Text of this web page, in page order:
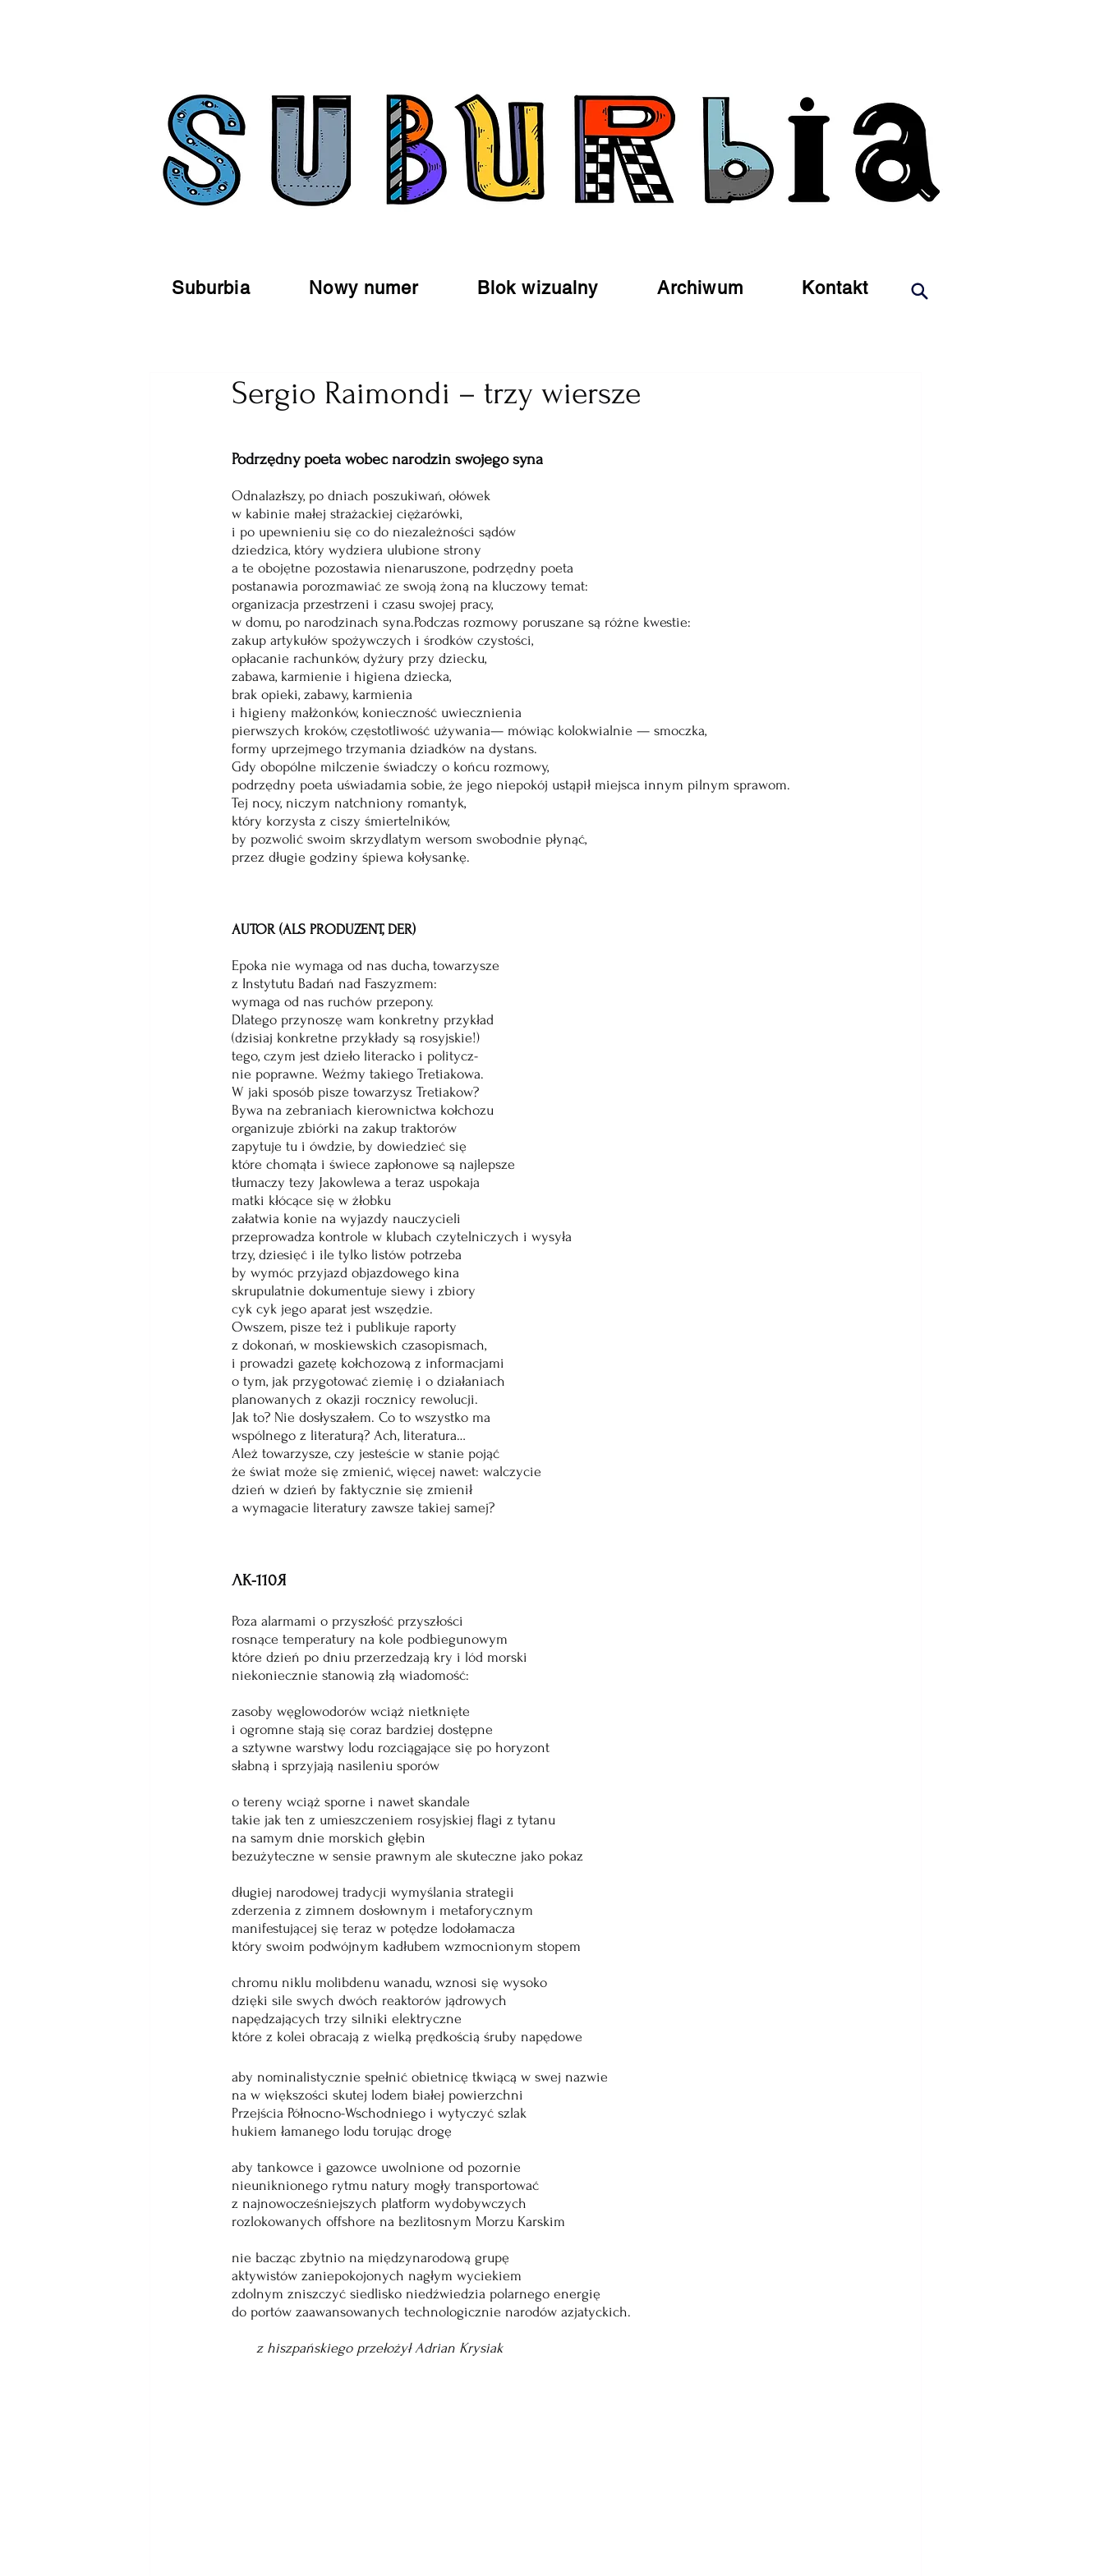
Suburbia Nowy numer Blok wizualny Archiwum Kontakt
Sergio Raimondi – trzy wiersze
Podrzędny poeta wobec narodzin swojego syna
Odnalazłszy, po dniach poszukiwań, ołówek
w kabinie małej strażackiej ciężarówki,
i po upewnieniu się co do niezależności sądów
dziedzica, który wydziera ulubione strony
a te obojętne pozostawia nienaruszone, podrzędny poeta
postanawia porozmawiać ze swoją żoną na kluczowy temat:
organizacja przestrzeni i czasu swojej pracy,
w domu, po narodzinach syna.Podczas rozmowy poruszane są różne kwestie:
zakup artykułów spożywczych i środków czystości,
opłacanie rachunków, dyżury przy dziecku,
zabawa, karmienie i higiena dziecka,
brak opieki, zabawy, karmienia
i higieny małżonków, konieczność uwiecznienia
pierwszych kroków, częstotliwość używania— mówiąc kolokwialnie — smoczka,
formy uprzejmego trzymania dziadków na dystans.
Gdy obopólne milczenie świadczy o końcu rozmowy,
podrzędny poeta uświadamia sobie, że jego niepokój ustąpił miejsca innym pilnym sprawom.
Tej nocy, niczym natchniony romantyk,
który korzysta z ciszy śmiertelników,
by pozwolić swoim skrzydlatym wersom swobodnie płynąć,
przez długie godziny śpiewa kołysankę.
AUTOR (ALS PRODUZENT, DER)
Epoka nie wymaga od nas ducha, towarzysze
z Instytutu Badań nad Faszyzmem:
wymaga od nas ruchów przepony.
Dlatego przynoszę wam konkretny przykład
(dzisiaj konkretne przykłady są rosyjskie!)
tego, czym jest dzieło literacko i politycz-
nie poprawne. Weźmy takiego Tretiakowa.
W jaki sposób pisze towarzysz Tretiakow?
Bywa na zebraniach kierownictwa kołchozu
organizuje zbiórki na zakup traktorów
zapytuje tu i ówdzie, by dowiedzieć się
które chomąta i świece zapłonowe są najlepsze
tłumaczy tezy Jakowlewa a teraz uspokaja
matki kłócące się w żłobku
załatwia konie na wyjazdy nauczycieli
przeprowadza kontrole w klubach czytelniczych i wysyła
trzy, dziesięć i ile tylko listów potrzeba
by wymóc przyjazd objazdowego kina
skrupulatnie dokumentuje siewy i zbiory
cyk cyk jego aparat jest wszędzie.
Owszem, pisze też i publikuje raporty
z dokonań, w moskiewskich czasopismach,
i prowadzi gazetę kołchozową z informacjami
o tym, jak przygotować ziemię i o działaniach
planowanych z okazji rocznicy rewolucji.
Jak to? Nie dosłyszałem. Co to wszystko ma
wspólnego z literaturą? Ach, literatura…
Ależ towarzysze, czy jesteście w stanie pojąć
że świat może się zmienić, więcej nawet: walczycie
dzień w dzień by faktycznie się zmienił
a wymagacie literatury zawsze takiej samej?
ЛК-110Я
Poza alarmami o przyszłość przyszłości
rosnące temperatury na kole podbiegunowym
które dzień po dniu przerzedzają kry i lód morski
niekoniecznie stanowią złą wiadomość:
zasoby węglowodorów wciąż nietknięte
i ogromne stają się coraz bardziej dostępne
a sztywne warstwy lodu rozciągające się po horyzont
słabną i sprzyjają nasileniu sporów
o tereny wciąż sporne i nawet skandale
takie jak ten z umieszczeniem rosyjskiej flagi z tytanu
na samym dnie morskich głębin
bezużyteczne w sensie prawnym ale skuteczne jako pokaz
długiej narodowej tradycji wymyślania strategii
zderzenia z zimnem dosłownym i metaforycznym
manifestującej się teraz w potędze lodołamacza
który swoim podwójnym kadłubem wzmocnionym stopem
chromu niklu molibdenu wanadu, wznosi się wysoko
dzięki sile swych dwóch reaktorów jądrowych
napędzających trzy silniki elektryczne
które z kolei obracają z wielką prędkością śruby napędowe
aby nominalistycznie spełnić obietnicę tkwiącą w swej nazwie
na w większości skutej lodem białej powierzchni
Przejścia Północno-Wschodniego i wytyczyć szlak
hukiem łamanego lodu torując drogę
aby tankowce i gazowce uwolnione od pozornie
nieuniknionego rytmu natury mogły transportować
z najnowocześniejszych platform wydobywczych
rozlokowanych offshore na bezlitosnym Morzu Karskim
nie bacząc zbytnio na międzynarodową grupę
aktywistów zaniepokojonych nagłym wyciekiem
zdolnym zniszczyć siedlisko niedźwiedzia polarnego energię
do portów zaawansowanych technologicznie narodów azjatyckich.
z hiszpańskiego przełożył Adrian Krysiak